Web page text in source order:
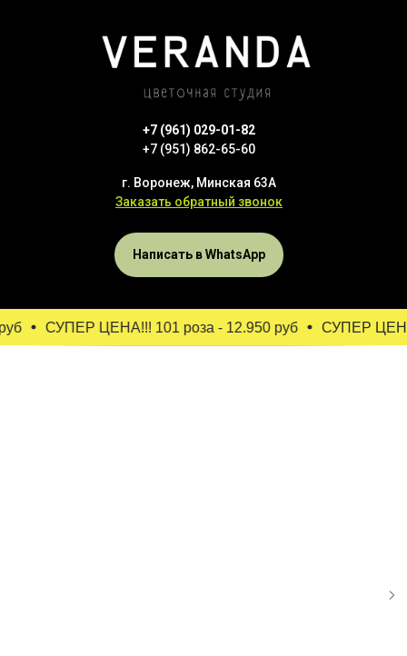
+7 (961) 029-01-82
+7 (951) 862-65-60
г. Воронеж, Минская 63А
Заказать обратный звонок
Написать в WhatsApp
СУПЕР ЦЕНА!!! 101 роза - 12.950 руб СУПЕР